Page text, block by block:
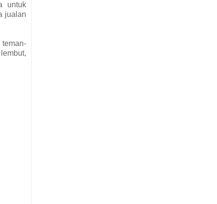
untuk
jualan